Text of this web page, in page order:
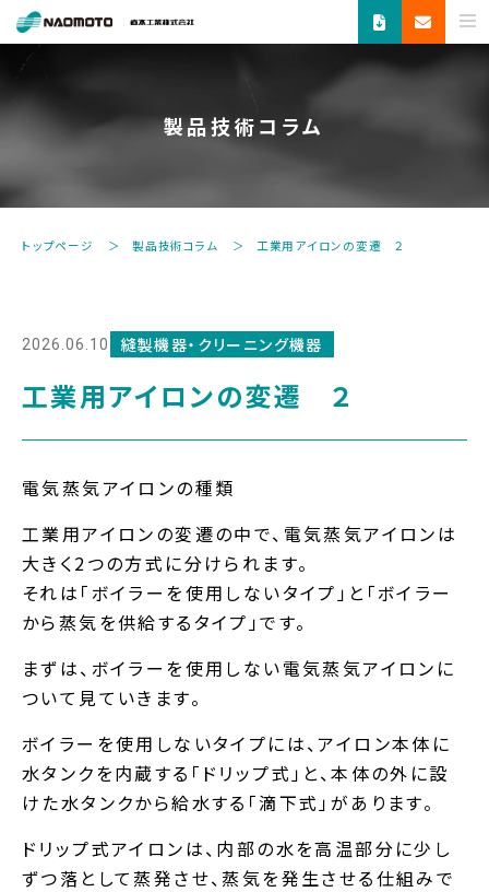
ス
チ
し
い
機
縫
器・
洗
浄
機
器
の
製
メ
ー
ー
製品技術コラム
トップページ 製品技術コラム 工業用アイロンの変遷 ２
2026.06.10 縫製機器・クリーニング機器
工業用アイロンの変遷 ２
電気蒸気アイロンの種類
工業用アイロンの変遷の中で、電気蒸気アイロンは
大きく2つの方式に分けられます。
それは「ボイラーを使用しないタイプ」と「ボイラー
から蒸気を供給するタイプ」です。
まずは、ボイラーを使用しない電気蒸気アイロンに
ついて見ていきます。
ボイラーを使用しないタイプには、アイロン本体に
水タンクを内蔵する「ドリップ式」と、本体の外に設
けた水タンクから給水する「滴下式」があります。
ドリップ式アイロンは、内部の水を高温部分に少し
ずつ落として蒸発させ、蒸気を発生させる仕組みで